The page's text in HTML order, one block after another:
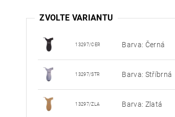
ZVOLTE VARIANTU
13297/CER Barva: Černá
13297/STR Barva: Stříbrná
13297/ZLA Barva: Zlatá